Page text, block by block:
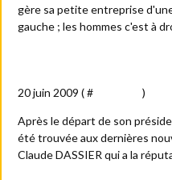
gère sa petite entreprise
gauche ; les hommes c'est à
20 juin 2009 ( # )
Après le départ de son
été trouvée aux dernières
Claude DASSIER qui a la